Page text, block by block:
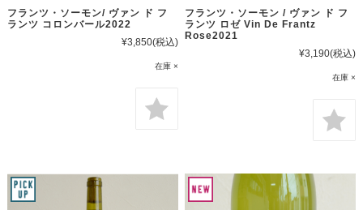
フランツ・ソーモン/ ヴァン ド フ
ランツ コロンバール2022
¥3,850(税込)
在庫 ×
フランツ・ソーモン / ヴァン ド フ
ランツ ロゼ Vin De Frantz
Rose2021
¥3,190(税込)
在庫 ×